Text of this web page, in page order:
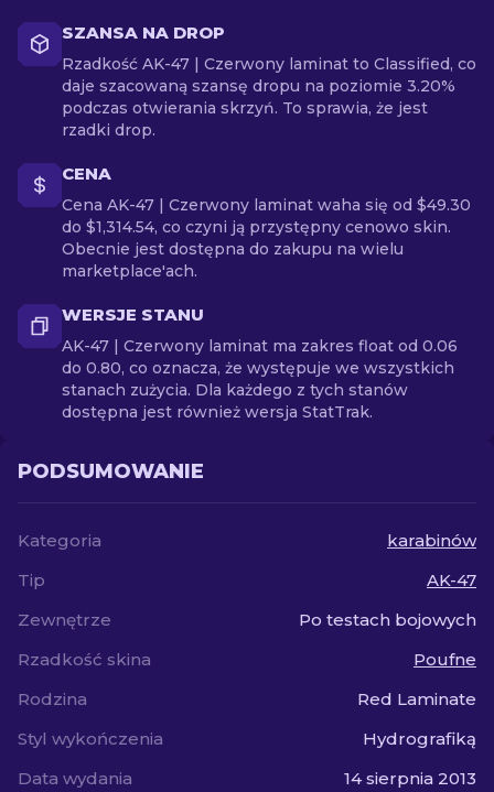
SZANSA NA DROP
Rzadkość AK-47 | Czerwony laminat to Classified, co
daje szacowaną szansę dropu na poziomie 3.20%
podczas otwierania skrzyń. To sprawia, że jest
rzadki drop.
CENA
Cena AK-47 | Czerwony laminat waha się od $49.30
do $1,314.54, co czyni ją przystępny cenowo skin.
Obecnie jest dostępna do zakupu na wielu
marketplace'ach.
WERSJE STANU
AK-47 | Czerwony laminat ma zakres float od 0.06
do 0.80, co oznacza, że występuje we wszystkich
stanach zużycia. Dla każdego z tych stanów
dostępna jest również wersja StatTrak.
PODSUMOWANIE
Kategoria
karabinów
Tip
AK-47
Zewnętrze
Po testach bojowych
Rzadkość skina
Poufne
Rodzina
Red Laminate
Styl wykończenia
Hydrografiką
Data wydania
14 sierpnia 2013